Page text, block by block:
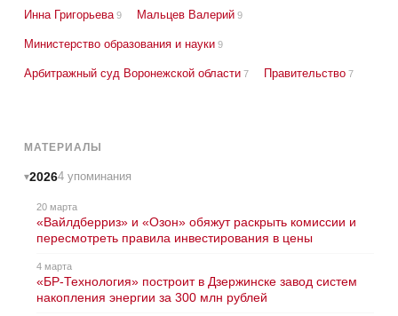
Инна Григорьева 9 Мальцев Валерий 9
Министерство образования и науки 9
Арбитражный суд Воронежской области 7 Правительство 7
МАТЕРИАЛЫ
20264 упоминания
20 марта
«Вайлдберриз» и «Озон» обяжут раскрыть комиссии и
пересмотреть правила инвестирования в цены
4 марта
«БР-Технология» построит в Дзержинске завод систем
накопления энергии за 300 млн рублей